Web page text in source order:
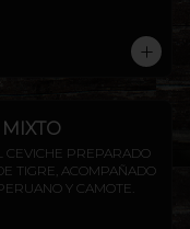
CEVICHE PREPARADO
TIGRE, ACOMPAÑADO
Y CAMOTE.